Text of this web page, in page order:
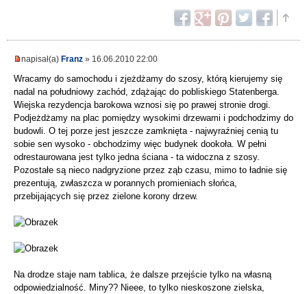
napisał(a) Franz » 16.06.2010 22:00
Wracamy do samochodu i zjeżdżamy do szosy, którą kierujemy się
nadal na południowy zachód, zdążając do pobliskiego Statenberga.
Wiejska rezydencja barokowa wznosi się po prawej stronie drogi.
Podjeżdżamy na plac pomiędzy wysokimi drzewami i podchodzimy do
budowli. O tej porze jest jeszcze zamknięta - najwyraźniej cenią tu
sobie sen wysoko - obchodzimy więc budynek dookoła. W pełni
odrestaurowana jest tylko jedna ściana - ta widoczna z szosy.
Pozostałe są nieco nadgryzione przez ząb czasu, mimo to ładnie się
prezentują, zwłaszcza w porannych promieniach słońca,
przebijających się przez zielone korony drzew.
Na drodze staje nam tablica, że dalsze przejście tylko na własną
odpowiedzialność. Miny?? Nieee, to tylko nieskoszone zielska,